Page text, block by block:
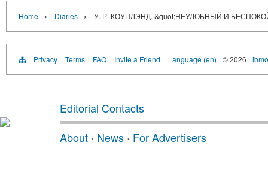
Home › Diaries › У. Р. КОУПЛЭНД. &quot;НЕУДОБНЫЙ И
Privacy Terms FAQ Invite a Friend Language (en) © 2026
Editorial Contacts
About · News · For Advertisers